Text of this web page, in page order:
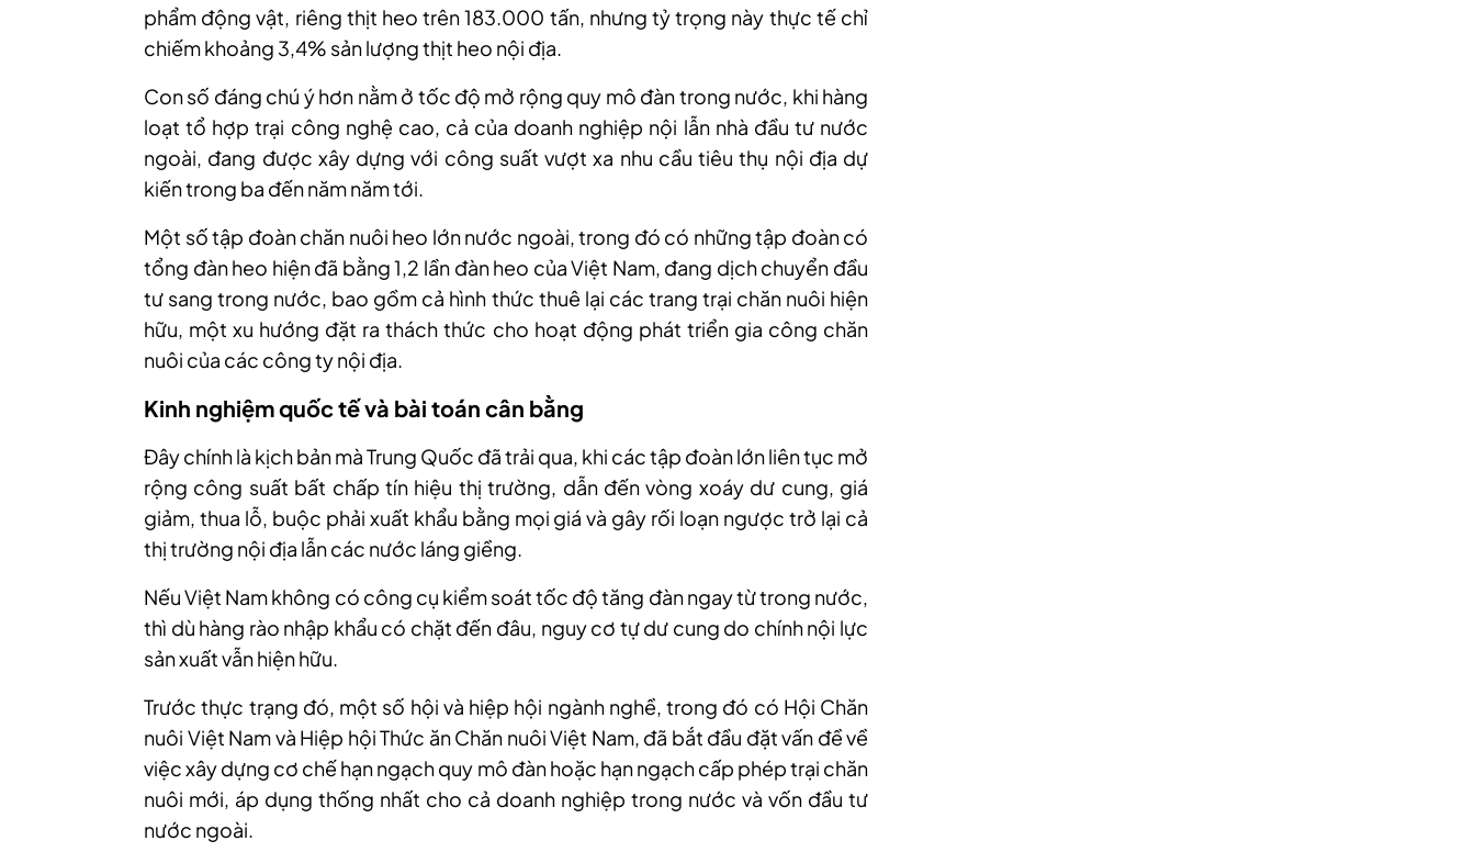
phẩm động vật, riêng thịt heo trên 183.000 tấn, nhưng tỷ trọng này thực tế chỉ
chiếm khoảng 3,4% sản lượng thịt heo nội địa.
Con số đáng chú ý hơn nằm ở tốc độ mở rộng quy mô đàn trong nước, khi hàng
loạt tổ hợp trại công nghệ cao, cả của doanh nghiệp nội lẫn nhà đầu tư nước
ngoài, đang được xây dựng với công suất vượt xa nhu cầu tiêu thụ nội địa dự
kiến trong ba đến năm năm tới.
Một số tập đoàn chăn nuôi heo lớn nước ngoài, trong đó có những tập đoàn có
tổng đàn heo hiện đã bằng 1,2 lần đàn heo của Việt Nam, đang dịch chuyển đầu
tư sang trong nước, bao gồm cả hình thức thuê lại các trang trại chăn nuôi hiện
hữu, một xu hướng đặt ra thách thức cho hoạt động phát triển gia công chăn
nuôi của các công ty nội địa.
Kinh nghiệm quốc tế và bài toán cân bằng
Đây chính là kịch bản mà Trung Quốc đã trải qua, khi các tập đoàn lớn liên tục mở
rộng công suất bất chấp tín hiệu thị trường, dẫn đến vòng xoáy dư cung, giá
giảm, thua lỗ, buộc phải xuất khẩu bằng mọi giá và gây rối loạn ngược trở lại cả
thị trường nội địa lẫn các nước láng giềng.
Nếu Việt Nam không có công cụ kiểm soát tốc độ tăng đàn ngay từ trong nước,
thì dù hàng rào nhập khẩu có chặt đến đâu, nguy cơ tự dư cung do chính nội lực
sản xuất vẫn hiện hữu.
Trước thực trạng đó, một số hội và hiệp hội ngành nghề, trong đó có Hội Chăn
nuôi Việt Nam và Hiệp hội Thức ăn Chăn nuôi Việt Nam, đã bắt đầu đặt vấn đề về
việc xây dựng cơ chế hạn ngạch quy mô đàn hoặc hạn ngạch cấp phép trại chăn
nuôi mới, áp dụng thống nhất cho cả doanh nghiệp trong nước và vốn đầu tư
nước ngoài.